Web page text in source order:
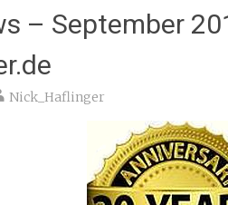
– September
Nick_Haflinger